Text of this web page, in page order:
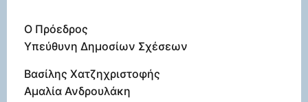
Ο Πρόεδρος
Υπεύθυνη Δημοσίων Σχέσεων
Βασίλης Χατζηχριστοφής
Αμαλία Ανδρουλάκη